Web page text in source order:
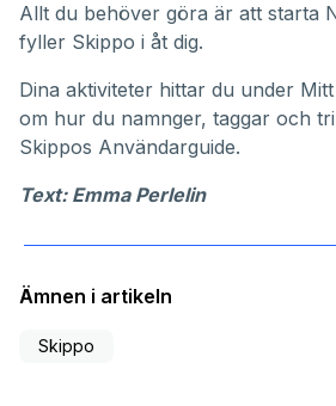
Allt du behöver göra är att starta
fyller Skippo i åt dig.
Dina aktiviteter hittar du under
om hur du namnger, taggar och
Skippos Användarguide.
Text: Emma Perlelin
Ämnen i artikeln
Skippo